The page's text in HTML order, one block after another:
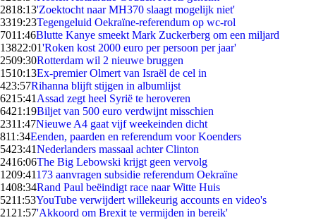
2818:13'Zoektocht naar MH370 slaagt mogelijk niet'
3319:23Tegengeluid Oekraïne-referendum op wc-rol
7011:46Blutte Kanye smeekt Mark Zuckerberg om een miljard
13822:01'Roken kost 2000 euro per persoon per jaar'
2509:30Rotterdam wil 2 nieuwe bruggen
1510:13Ex-premier Olmert van Israël de cel in
423:57Rihanna blijft stijgen in albumlijst
6215:41 Assad zegt heel Syrië te heroveren
6421:19Biljet van 500 euro verdwijnt misschien
2311:47Nieuwe A4 gaat vijf weekeinden dicht
811:34Eenden, paarden en referendum voor Koenders
5423:41Nederlanders massaal achter Clinton
2416:06The Big Lebowski krijgt geen vervolg
1209:41173 aanvragen subsidie referendum Oekraïne
1408:34Rand Paul beëindigt race naar Witte Huis
5211:53YouTube verwijdert willekeurig accounts en video's
21 21:57'Akkoord om Brexit te vermijden in bereik'